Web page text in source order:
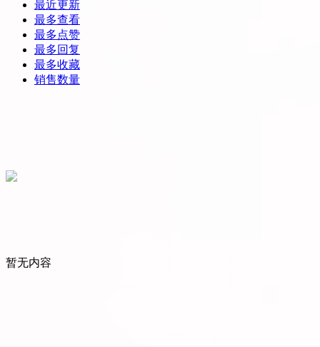
最近更新
最多查看
最多点赞
最多回复
最多收藏
销售数量
暂无内容